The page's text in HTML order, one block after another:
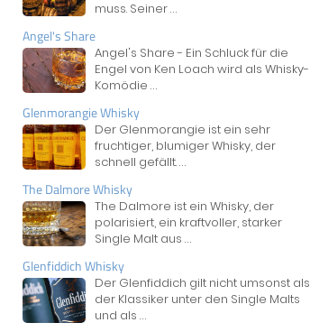
muss. Seiner...
Angel's Share
Angel's Share - Ein Schluck für die
Engel von Ken Loach wird als Whisky-
Komödie ...
Glenmorangie Whisky
Der Glenmorangie ist ein sehr
fruchtiger, blumiger Whisky, der
schnell gefällt....
The Dalmore Whisky
The Dalmore ist ein Whisky, der
polarisiert, ein kraftvoller, starker
Single Malt aus ...
Glenfiddich Whisky
Der Glenfiddich gilt nicht umsonst als
der Klassiker unter den Single Malts
und als ...